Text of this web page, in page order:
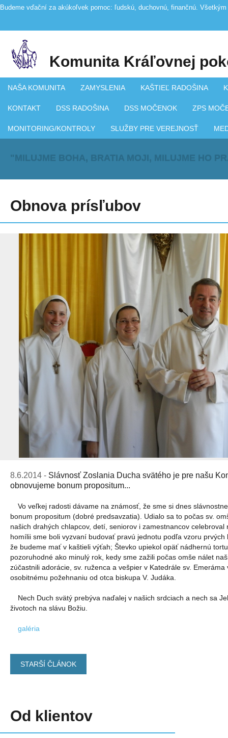
Budeme vďační za akúkoľvek pomoc: ľudskú, duchovnú, finančnú.
Komunita Kráľovnej
NAŠA KOMUNITA ZAMYSLENIA KAŠTIEĽ RADOŠINA
KONTAKT DSS RADOŠINA DSS MOČENOK ZPS
MONITORING/KONTROLY SLUŽBY PRE VEREJNOSŤ
"MILUJME BOHA, BRATIA MOJI, MILUJME HO
Obnova prísľubov
8.6.2014 - Slávnosť Zoslania Ducha svätého je pre našu
obnovujeme bonum propositum...
Vo veľkej radosti dávame na známosť, že sme si dnes
bonum propositum (dobré predsavzatia). Udialo sa to počas sv.
našich drahých chlapcov, detí, seniorov i zamestnancov celebroval
homílii sme boli vyzvaní budovať pravú jednotu podľa vzoru prvých
že budeme mať v kaštieli výťah; Števko upiekol opäť nádhernú
pozoruhodné ako minulý rok, kedy sme zažili počas omše nálet
zúčastnili adorácie, sv. ruženca a vešpier v Katedrále sv.
osobitnému požehnaniu od otca biskupa V. Judáka.
Nech Duch svätý prebýva naďalej v našich srdciach a nech sa
životoch na slávu Božiu.
galéria
STARŠÍ ČLÁNOK
Od klientov